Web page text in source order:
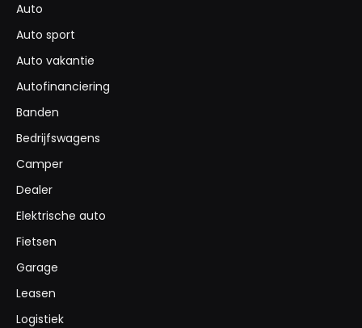
Auto
Auto sport
Auto vakantie
Autofinanciering
Banden
Bedrijfswagens
Camper
Dealer
Elektrische auto
Fietsen
Garage
Leasen
Logistiek